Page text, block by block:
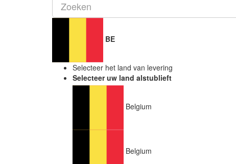
BE
Selecteer het land van levering
Selecteer uw land alstublieft
Belgium
Belgium